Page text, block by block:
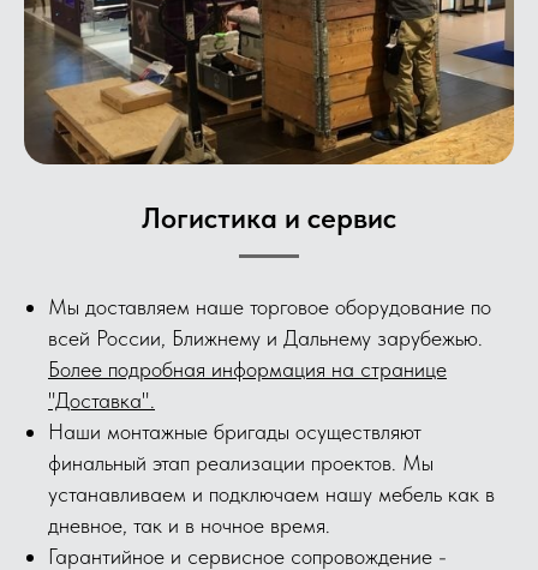
Логистика и сервис
Мы доставляем наше торговое оборудование по
всей России, Ближнему и Дальнему зарубежью.
Более подробная информация на странице
"Доставка".
Наши монтажные бригады осуществляют
финальный этап реализации проектов. Мы
устанавливаем и подключаем нашу мебель как в
дневное, так и в ночное время.
Гарантийное и сервисное сопровождение -